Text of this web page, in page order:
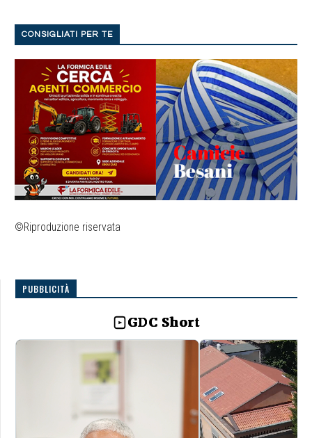
CONSIGLIATI PER TE
©Riproduzione riservata
PUBBLICITÀ
GDC Short